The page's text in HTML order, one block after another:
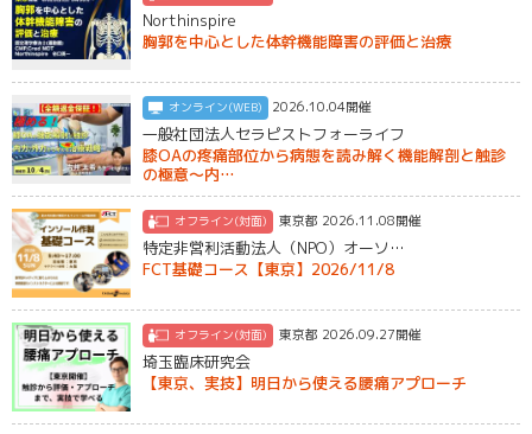
Northinspire
胸郭を中心とした体幹機能障害の評価と治療
オンライン(WEB) 2026.10.04開催
一般社団法人セラピストフォーライフ
膝OAの疼痛部位から病態を読み解く機能解剖と触診
の極意〜内…
オフライン(対面) 東京都 2026.11.08開催
特定非営利活動法人（NPO）オーソ…
FCT基礎コース【東京】2026/11/8
オフライン(対面) 東京都 2026.09.27開催
埼玉臨床研究会
【東京、実技】明日から使える腰痛アプローチ